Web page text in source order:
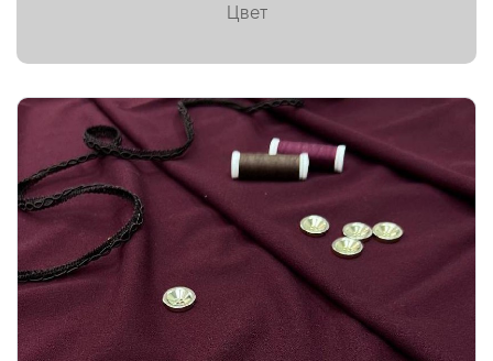
Тафта
Твид
Ткани на мембране
Тренчевые
Трикотаж
Хлопок
Цвет